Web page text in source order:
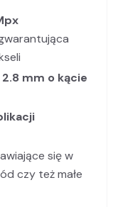
mm o kącie
się w
czy też małe